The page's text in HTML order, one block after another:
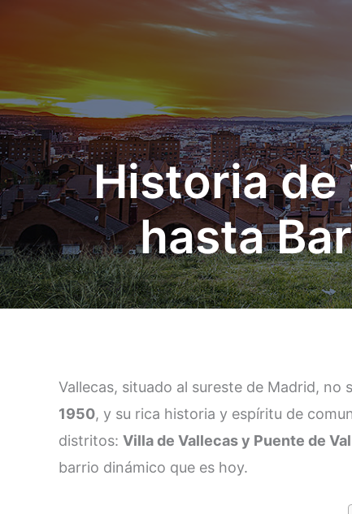
contenido
Historia de
hasta
Vallecas, situado al sureste de Madrid,
1950, y su rica historia y espíritu de
distritos: Villa de Vallecas y Puente de
barrio dinámico que es hoy.